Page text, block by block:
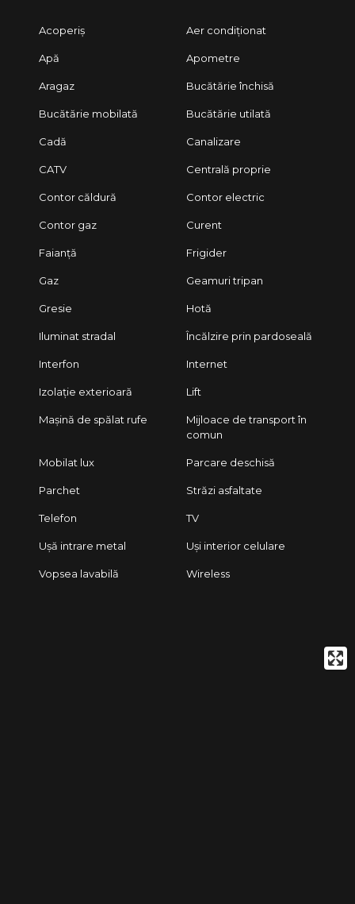
Acoperiș Aer condiționat
Apă Apometre
Aragaz Bucătărie închisă
Bucătărie mobilată Bucătărie utilată
Cadă Canalizare
CATV Centrală proprie
Contor căldură Contor electric
Contor gaz Curent
Faianță Frigider
Gaz Geamuri tripan
Gresie Hotă
Iluminat stradal Încălzire prin pardoseală
Interfon Internet
Izolație exterioară Lift
Mașină de spălat rufe
Mijloace de transport în
comun
Mobilat lux Parcare deschisă
Parchet Străzi asfaltate
Telefon TV
Ușă intrare metal Uși interior celulare
Vopsea lavabilă Wireless